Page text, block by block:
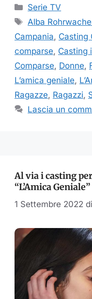
Categorie
Serie TV
Tag
Alba
Campania, Casting
comparse, Casting
Comparse, Donne,
L’amica geniale,
Ragazze, Ragazzi,
Lascia un
Al via i casting
“L’Amica Geniale”
1 Settembre 2022 di